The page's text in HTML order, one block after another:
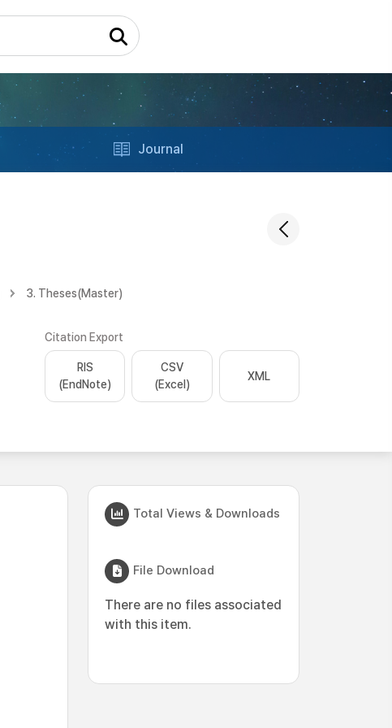
Journal
3. Theses(Master)
Citation Export
RIS
(EndNote)
CSV
(Excel)
XML
Total Views & Downloads
File Download
There are no files associated
with this item.